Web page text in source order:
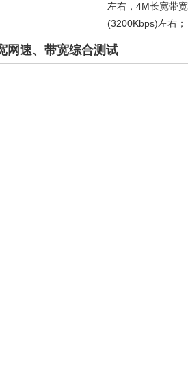
左右，4M长宽带
(3200Kbps)左右；
网速、带宽综合测试